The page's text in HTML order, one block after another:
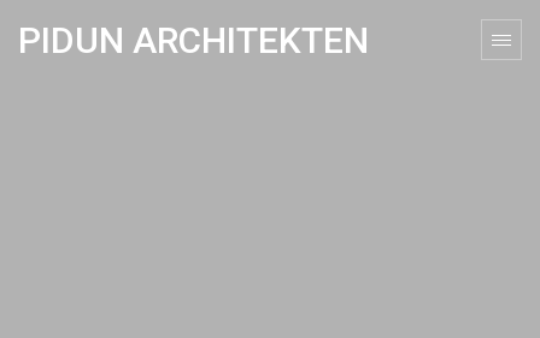
PIDUN ARCHITEKTEN